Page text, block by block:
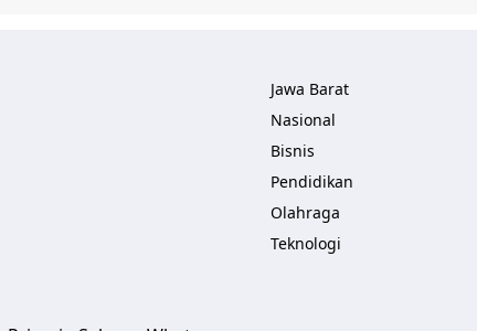
Jawa Barat
Nasional
Bisnis
Pendidikan
Olahraga
Teknologi